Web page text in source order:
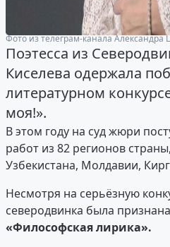
Фото из телеграм-канала Александра
Поэтесса из
Киселева одержала
литературном
моя!».
В этом году на суд жюри
работ из 82 регионов
Узбекистана, Молдавии,
Несмотря на серьёзную
северодвинка была
«Философская лирика».